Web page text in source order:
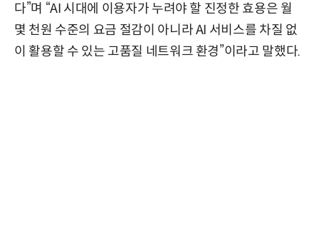
다”며 “AI 시대에 이용자가 누려야 할 진정한 효용은 월
몇 천원 수준의 요금 절감이 아니라 AI 서비스를 차질 없
이 활용할 수 있는 고품질 네트워크 환경”이라고 말했다.